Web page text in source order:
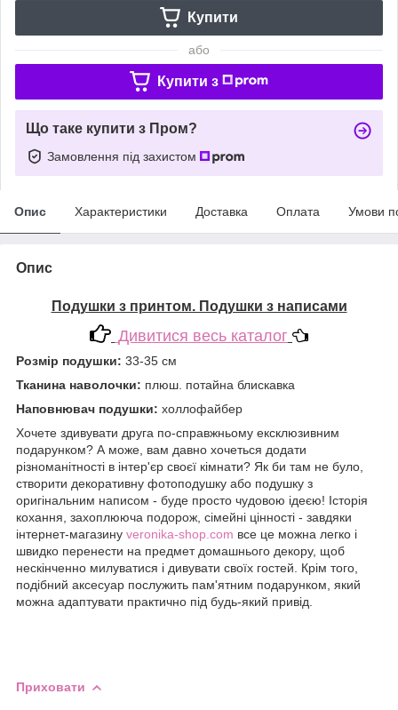
Купити
або
Купити з
Що таке купити з Пром?
Замовлення під захистом
Опис Характеристики Доставка Оплата Умови
Опис
Подушки з принтом. Подушки з написами
Дивитися весь каталог
Розмір подушки: 33-35 см
Тканина наволочки: плюш. потайна блискавка
Наповнювач подушки: холлофайбер
Хочете здивувати друга по-справжньому ексклюзивним
подарунком? А може, вам давно хочеться додати
різноманітності в інтер'єр своєї кімнати? Як би там не було,
створити декоративну фотоподушку або подушку з
оригінальним написом - буде просто чудовою ідеєю! Історія
кохання, захоплююча подорож, сімейні цінності - завдяки
інтернет-магазину veronika-shop.com все це можна легко і
швидко перенести на предмет домашнього декору, щоб
нескінченно милуватися і дивувати своїх гостей. Крім того,
подібний аксесуар послужить пам'ятним подарунком, який
можна адаптувати практично під будь-який привід.
Приховати